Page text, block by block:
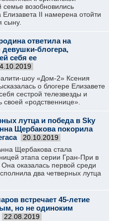
семье возобновились
Елизавета II намерена отойти
сыну.
ответила на
девушки-блогера,
себя ее
шоу «Дом-2» Ксения
о блогере Елизавете
сестрой телезвезды и
своей «родственнице».
лутца и победа в Sky
Щербакова покорила
20.10.2019
Щербакова стала
этапа серии Гран-При в
оказалась первой среди
два четверных лутца
встречает 45-летие
но не одиноким
22.08.2019